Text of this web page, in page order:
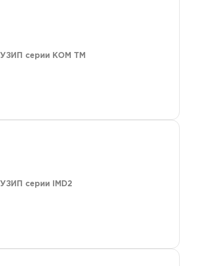
УЗИП серии КОМ ТМ
УЗИП серии IMD2